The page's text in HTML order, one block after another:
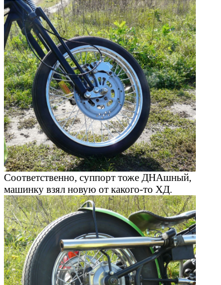
Соответственно, суппорт тоже ДНАшный,
машинку взял новую от какого-то ХД.